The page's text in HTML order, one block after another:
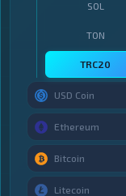
SOL
TON
TRC20
USD Coin
Ethereum
Bitcoin
Litecoin